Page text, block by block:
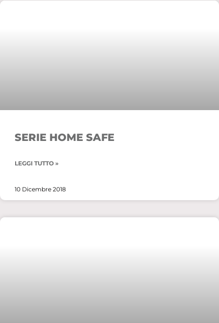
SERIE HOME SAFE
LEGGI TUTTO »
10 Dicembre 2018